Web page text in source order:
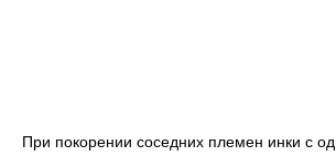
При покорении соседних племен инки с